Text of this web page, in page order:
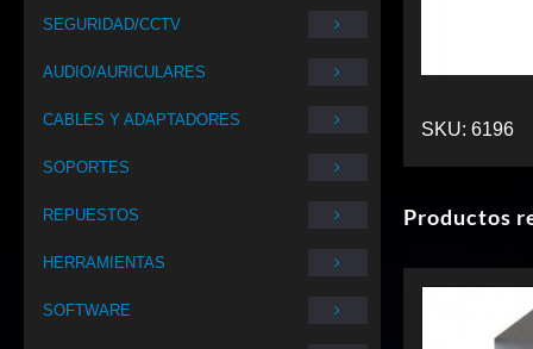
SEGURIDAD/CCTV
AUDIO/AURICULARES
CABLES Y ADAPTADORES
SOPORTES
REPUESTOS
HERRAMIENTAS
SOFTWARE
SKU:6196
Productos